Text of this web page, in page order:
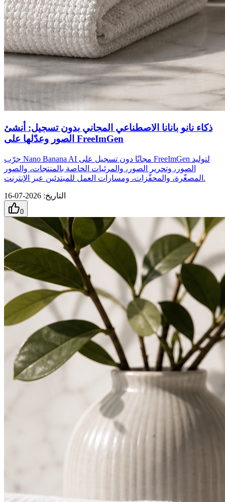
ذكاء نانو بانانا الاصطناعي المجاني بدون تسجيل: أنشئ
الصور وعدّلها على FreeImGen
جرّب Nano Banana AI مجانًا دون تسجيل على FreeImGen لتوليد
الصور، وتحرير الصور، والمرئيات الخاصة بالمنتجات، والصور
المصغّرة، والمحفّزات، ومسارات العمل للمبتدئين عبر الإنترنت.
التاريخ:
2026-07-16
0